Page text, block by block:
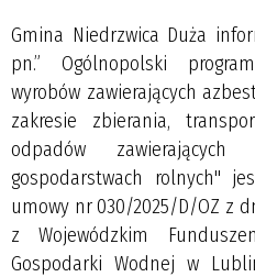
Gmina Niedrzwica Duża
pn.” Ogólnopolski
wyrobów zawierających
zakresie zbierania,
odpadów
gospodarstwach rolnych"
umowy nr 030/2025/D/OZ z
z Wojewódzkim
Gospodarki Wodnej w